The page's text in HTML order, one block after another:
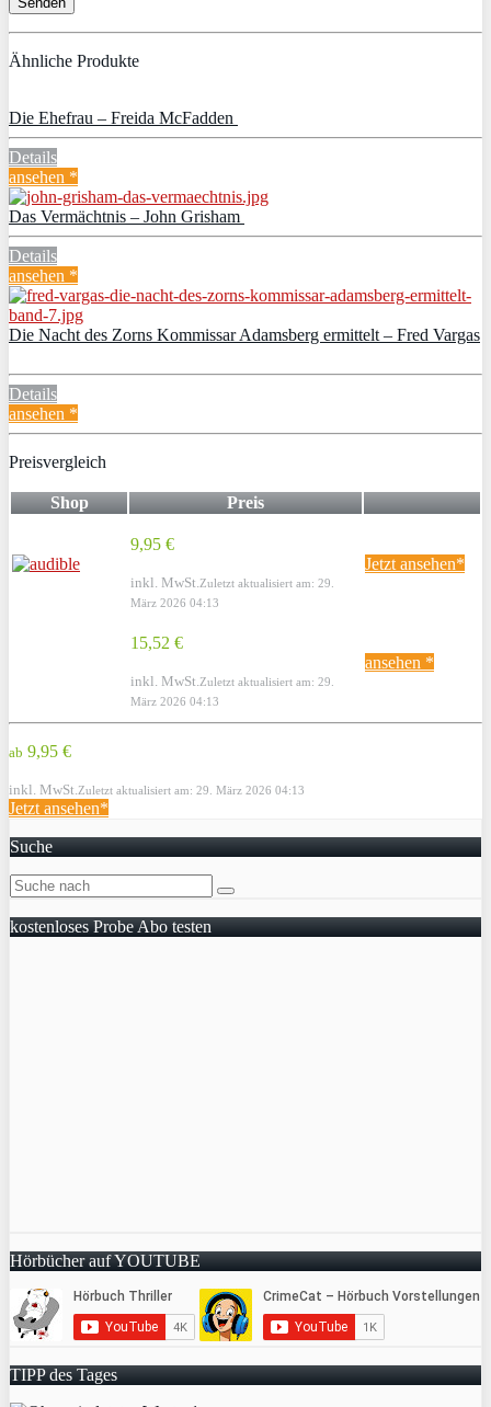
Ähnliche Produkte
Die Ehefrau – Freida McFadden
Details
ansehen *
Das Vermächtnis – John Grisham
Details
ansehen *
Die Nacht des Zorns Kommissar Adamsberg ermittelt – Fred Vargas
Details
ansehen *
Preisvergleich
Shop Preis
9,95 €
inkl. MwSt. Zuletzt aktualisiert am: 29.
März 2026 04:13
Jetzt ansehen*
15,52 €
inkl. MwSt. Zuletzt aktualisiert am: 29.
März 2026 04:13
ansehen *
ab 9,95 €
inkl. MwSt. Zuletzt aktualisiert am: 29. März 2026 04:13
Jetzt ansehen*
Suche
kostenloses Probe Abo testen
Hörbücher auf YOUTUBE
TIPP des Tages